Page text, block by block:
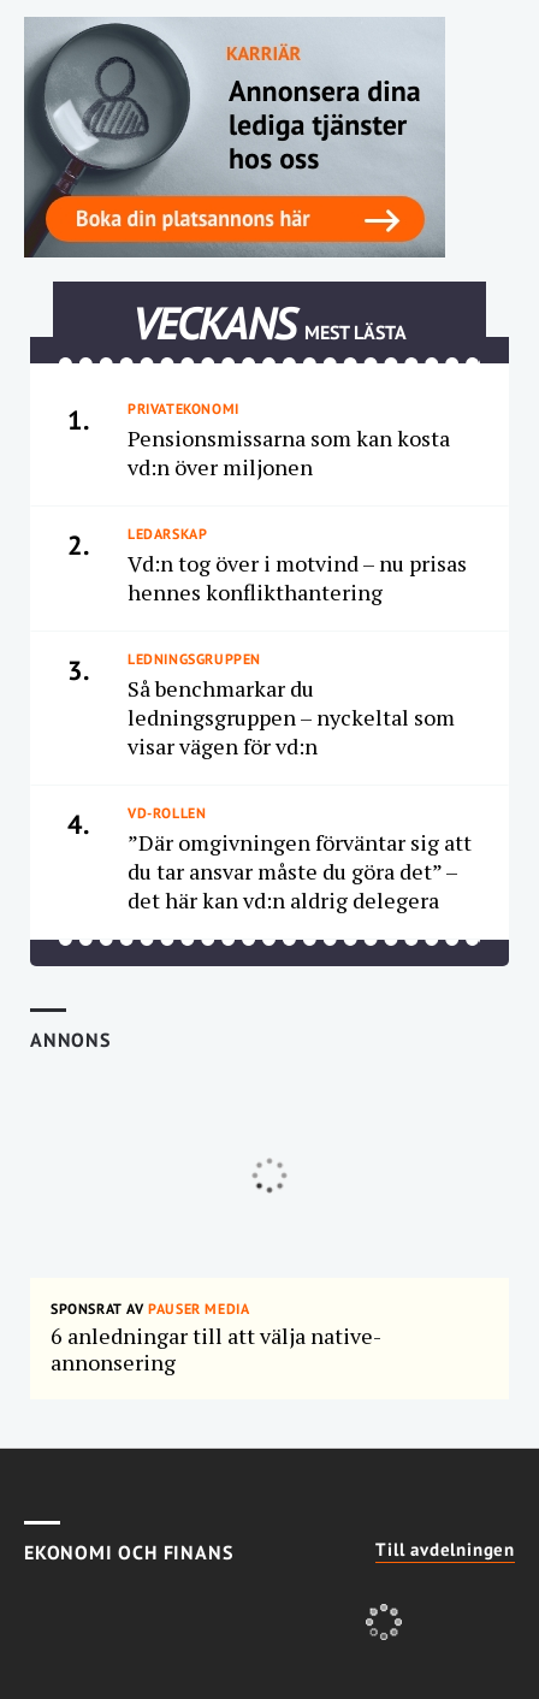
VECKANS MEST LÄSTA
1. PRIVATEKONOMI
Pensionsmissarna som kan kosta
vd:n över miljonen
2. LEDARSKAP
Vd:n tog över i motvind – nu prisas
hennes konflikthantering
3. LEDNINGSGRUPPEN
Så benchmarkar du
ledningsgruppen – nyckeltal som
visar vägen för vd:n
4. VD-ROLLEN
”Där omgivningen förväntar sig att
du tar ansvar måste du göra det” –
det här kan vd:n aldrig delegera
ANNONS
SPONSRAT AVPAUSER MEDIA
6 anledningar till att välja native-
annonsering
EKONOMI OCH FINANS Till avdelningen